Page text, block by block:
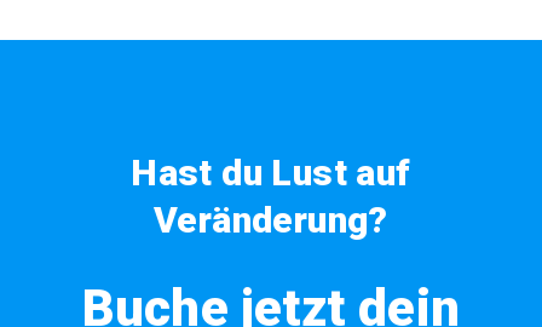
Hast du Lust auf
Veränderung?
Buche jetzt dein